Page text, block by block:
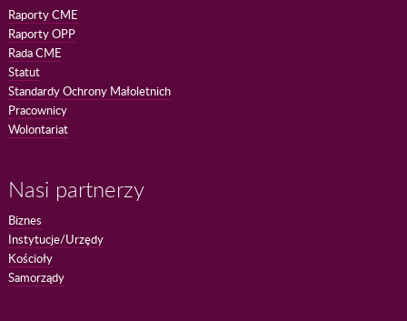
Raporty CME
Raporty OPP
Rada CME
Statut
Standardy Ochrony Małoletnich
Pracownicy
Wolontariat
Nasi partnerzy
Biznes
Instytucje/Urzędy
Kościoły
Samorządy